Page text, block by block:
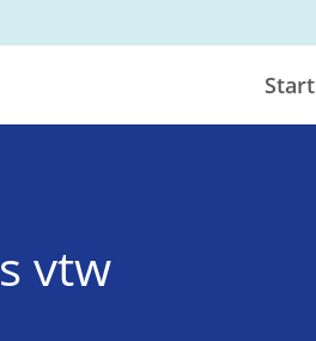
Start
vtw